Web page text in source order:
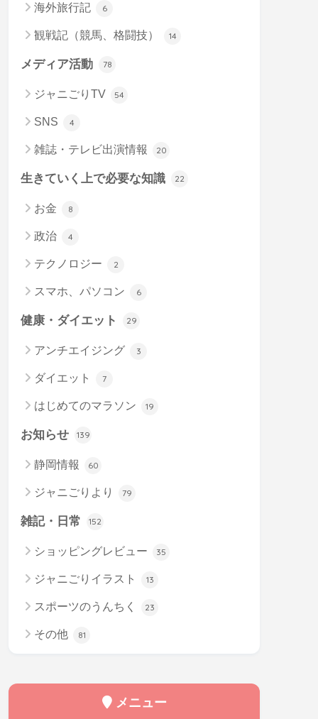
海外旅行記 6
観戦記（競馬、格闘技） 14
メディア活動 78
ジャニごりTV 54
SNS 4
雑誌・テレビ出演情報 20
生きていく上で必要な知識 22
お金 8
政治 4
テクノロジー 2
スマホ、パソコン 6
健康・ダイエット 29
アンチエイジング 3
ダイエット 7
はじめてのマラソン 19
お知らせ 139
静岡情報 60
ジャニごりより 79
雑記・日常 152
ショッピングレビュー 35
ジャニごりイラスト 13
スポーツのうんちく 23
その他 81
メニュー